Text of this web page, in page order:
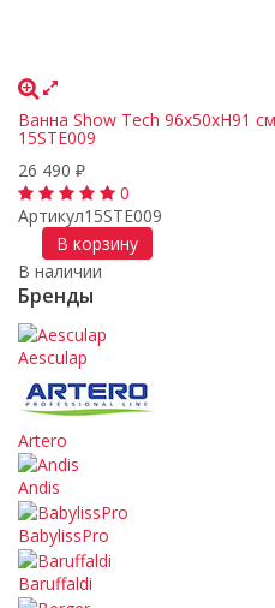
Ванна Show Tech 96х50хH91
15STE009
26 490 ₽
0
Артикул15STE009
В корзину
В наличии
Бренды
Aesculap
Artero
Andis
BabylissPro
Baruffaldi